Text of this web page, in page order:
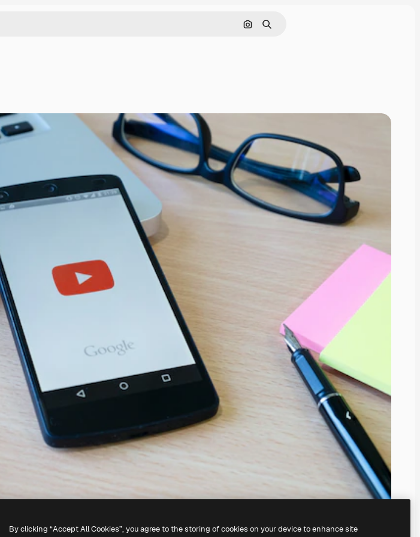
Buscar por imagen
Buscar
By clicking “Accept All Cookies”, you agree to the storing of cookies on your device to enhance site